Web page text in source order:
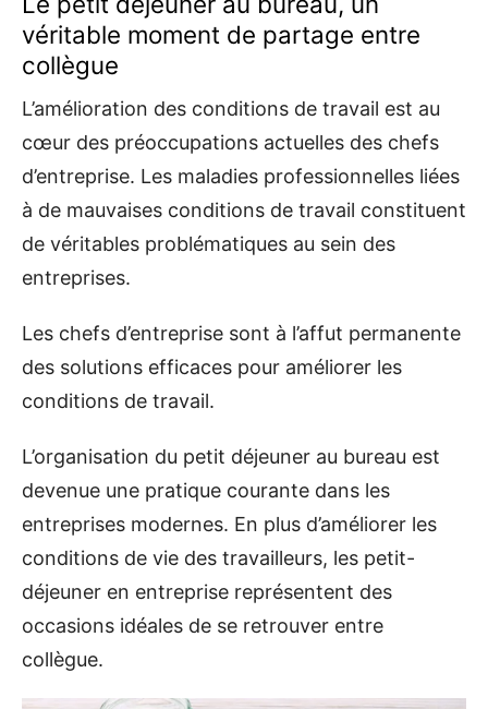
véritable moment de partage entre
collègue
L’amélioration des conditions de travail est au
cœur des préoccupations actuelles des chefs
d’entreprise. Les maladies professionnelles liées
à de mauvaises conditions de travail constituent
de véritables problématiques au sein des
entreprises.
Les chefs d’entreprise sont à l’affut permanente
des solutions efficaces pour améliorer les
conditions de travail.
L’organisation du petit déjeuner au bureau est
devenue une pratique courante dans les
entreprises modernes. En plus d’améliorer les
conditions de vie des travailleurs, les petit-
déjeuner en entreprise représentent des
occasions idéales de se retrouver entre
collègue.